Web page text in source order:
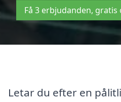
Få 3 erbjudanden,
Letar du efter en